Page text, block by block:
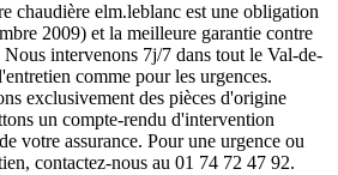
chaudière elm.leblanc est une obligation
2009) et la meilleure garantie contre
intervenons 7j/7 dans tout le Val-de-
comme pour les urgences.
exclusivement des pièces d'origine
un compte-rendu d'intervention
votre assurance. Pour une urgence ou
contactez-nous au 01 74 72 47 92.